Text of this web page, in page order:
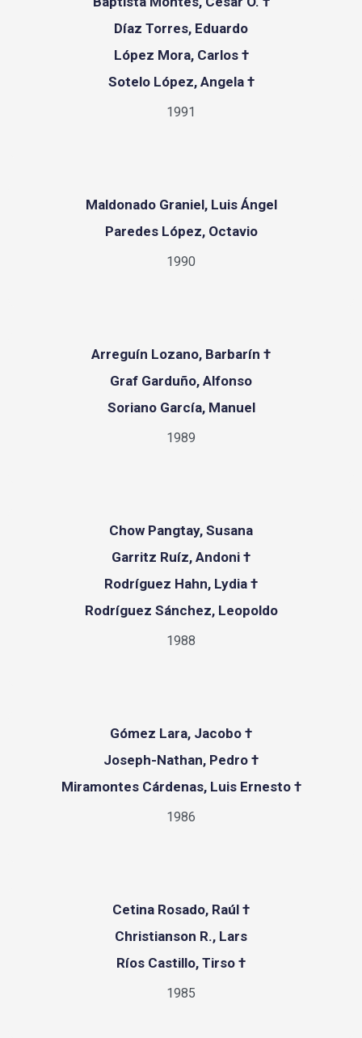
Díaz Torres, Eduardo
López Mora, Carlos †
Sotelo López, Angela †
1991
Maldonado Graniel, Luis Ángel
Paredes López, Octavio
1990
Arreguín Lozano, Barbarín †
Graf Garduño, Alfonso
Soriano García, Manuel
1989
Chow Pangtay, Susana
Garritz Ruíz, Andoni †
Rodríguez Hahn, Lydia †
Rodríguez Sánchez, Leopoldo
1988
Gómez Lara, Jacobo †
Joseph-Nathan, Pedro †
Miramontes Cárdenas, Luis Ernesto †
1986
Cetina Rosado, Raúl †
Christianson R., Lars
Ríos Castillo, Tirso †
1985